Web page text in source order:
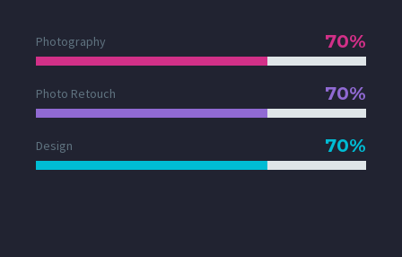
Photography 70%
Photo Retouch 70%
Design 70%